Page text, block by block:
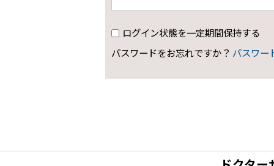
ログイン状態を一定期間保持する
パスワードをお忘れですか？ パスワー